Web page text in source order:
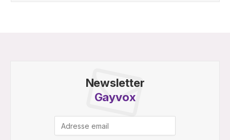
Newsletter
Gayvox